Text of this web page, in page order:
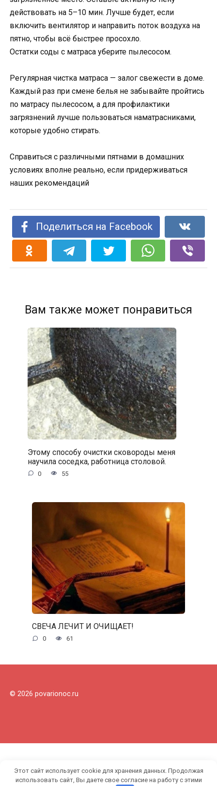
действовать на 5–10 мин. Лучше будет, если
включить вентилятор и направить поток воздуха на
пятно, чтобы всё быстрее просохло.
Остатки соды с матраса уберите пылесосом.
Регулярная чистка матраса — залог свежести в доме.
Каждый раз при смене белья не забывайте пройтись
по матрасу пылесосом, а для профилактики
загрязнений лучше пользоваться наматрасниками,
которые удобно стирать.
Справиться с различными пятнами в домашних
условиях вполне реально, если придерживаться
наших рекомендаций
Поделиться на Facebook
Вам также может понравиться
Этому способу очистки сковороды меня
научила соседка, работница столовой.
0 55
СВЕЧА ЛЕЧИТ И ОЧИЩАЕТ!
0 61
© 2026 povarionoc.ru
Этот сайт использует cookie для хранения данных. Продолжая
использовать сайт, Вы даете свое согласие на работу с этими